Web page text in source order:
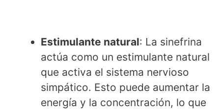
Estimulante natural: La sinefrina
actúa como un estimulante natural
que activa el sistema nervioso
simpático. Esto puede aumentar la
energía y la concentración, lo que